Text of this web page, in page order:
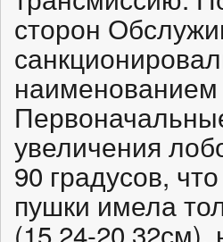
сторон
наименованием
увеличения
90 градусов,
пушки имела
(15.24-